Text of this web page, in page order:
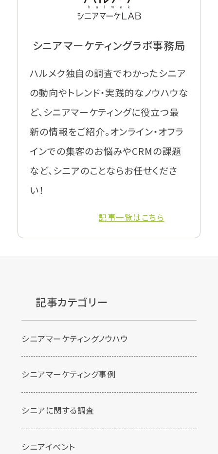
シニアマーケティングラボ事務局
ハルメク独自の調査でわかったシニア
の動向やトレンド・実践的なノウハウな
ど、シニアマーケティングに役立つ最
新の情報をご紹介。オンライン・オフラ
インでの集客のお悩みやCRMの課題
など、シニアのことならお任せくださ
い！
記事一覧はこちら
記事カテゴリー
シニアマーケティングノウハウ
シニアマーケティング事例
シニアに関する調査
シニアイベント